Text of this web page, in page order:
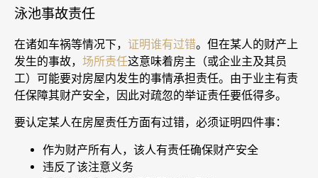
泳池事故责任
在诸如车祸等情况下， 证明谁有过错。但在某人的财产上
发生的事故， 场所责任这意味着房主（或企业主及其员
工）可能要对房屋内发生的事情承担责任。由于业主有责
任保障其财产安全，因此对疏忽的举证责任要低得多。
要认定某人在房屋责任方面有过错，必须证明四件事：
作为财产所有人，该人有责任确保财产安全
违反了该注意义务